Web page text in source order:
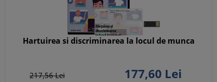
Hartuirea si discriminarea la locul de munca
217,56Lei 177,60 Lei